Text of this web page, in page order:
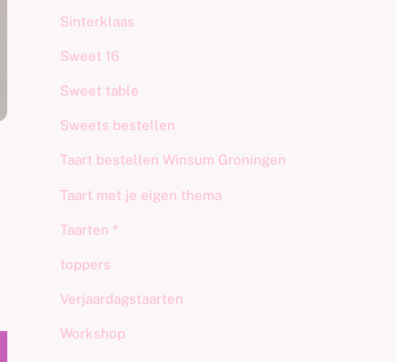
Sinterklaas
Sweet 16
Sweet table
Sweets bestellen
Taart bestellen Winsum Groningen
Taart met je eigen thema
Taarten *
toppers
Verjaardagstaarten
Workshop